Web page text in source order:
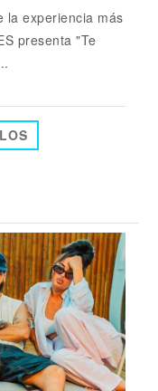
la experiencia más
presenta "Te